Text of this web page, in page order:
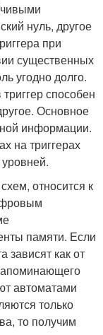
нуль, другое
при
существенных
угодно долго.
способен
Основное
информации.
на триггерах
относится к
памяти. Если
как от
автоматами
только
то получим